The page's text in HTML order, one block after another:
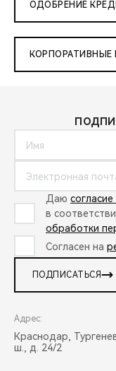
ОДОБРЕНИЕ
Даю
в
обработки
Согласен на
ПОДПИСАТЬСЯ
Адрес:
Краснодар,
ш., д. 24/2